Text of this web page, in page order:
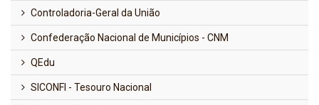
Controladoria-Geral da União
Confederação Nacional de Municípios - CNM
QEdu
SICONFI - Tesouro Nacional